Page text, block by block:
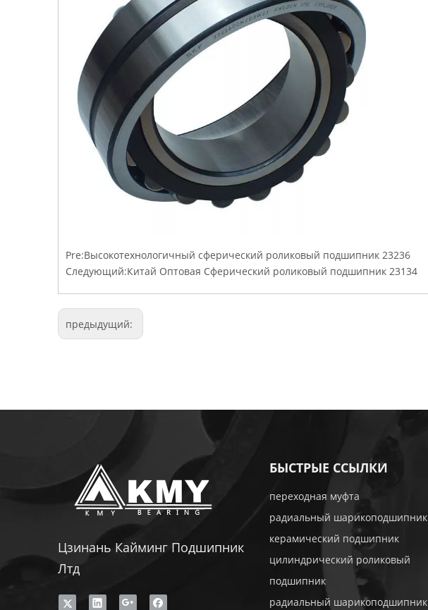
Pre:Высокотехнологичный сферический роликовый подшипник 23236
Следующий:Китай Оптовая Сферический роликовый подшипник 23134
предыдущий:
Цзинань Кайминг Подшипник
Лтд
БЫСТРЫЕ ССЫЛКИ
переходная муфта
радиальный шарикоподшипник
керамический подшипник
цилиндрический роликовый
подшипник
радиальный шарикоподшипник